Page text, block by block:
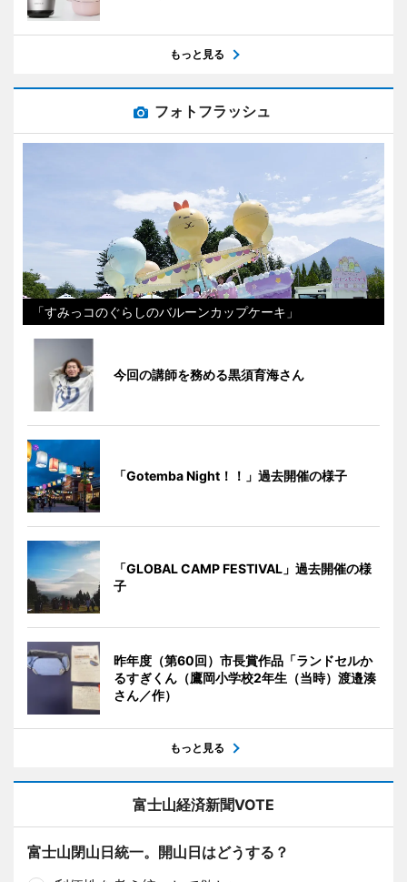
もっと見る
フォトフラッシュ
「すみっコのぐらしのバルーンカップケーキ」
今回の講師を務める黒須育海さん
「Gotemba Night！！」過去開催の様子
「GLOBAL CAMP FESTIVAL」過去開催の様
子
昨年度（第60回）市長賞作品「ランドセルか
るすぎくん（鷹岡小学校2年生（当時）渡邉湊
さん／作）
もっと見る
富士山経済新聞VOTE
富士山閉山日統一。開山日はどうする？